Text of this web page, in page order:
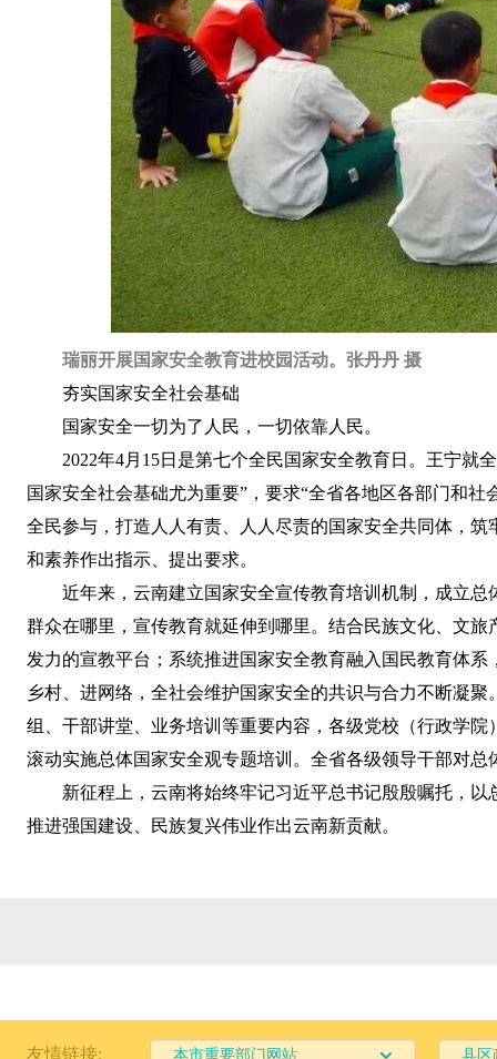
瑞丽开展国家安全教育进校园活动。张丹丹 摄
夯实国家安全社会基础
国家安全一切为了人民，一切依靠人民。
2022年4月15日是第七个全民国家安全教育日。王宁
国家安全社会基础尤为重要”，要求“全省各地区各部门和
全民参与，打造人人有责、人人尽责的国家安全共同体，
和素养作出指示、提出要求。
近年来，云南建立国家安全宣传教育培训机制，成立
群众在哪里，宣传教育就延伸到哪里。结合民族文化、文
发力的宣教平台；系统推进国家安全教育融入国民教育体
乡村、进网络，全社会维护国家安全的共识与合力不断凝
组、干部讲堂、业务培训等重要内容，各级党校（行政学
滚动实施总体国家安全观专题培训。全省各级领导干部对
新征程上，云南将始终牢记习近平总书记殷殷嘱托，
推进强国建设、民族复兴伟业作出云南新贡献。
友情链接: 本市重要部门网站 县区